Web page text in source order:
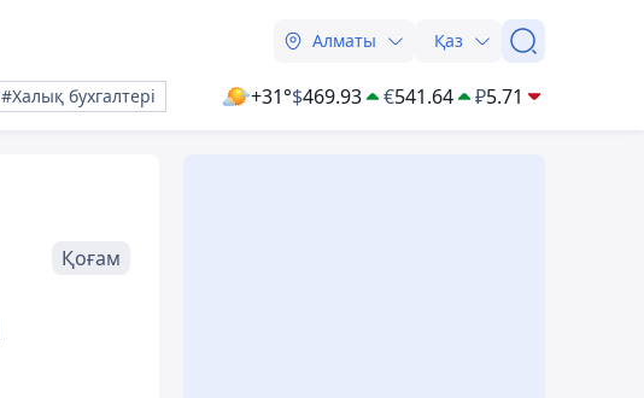
Алматы Қаз
#Халық бухгалтері +31°$469.93 €541.64 ₽5.71
Қоғам